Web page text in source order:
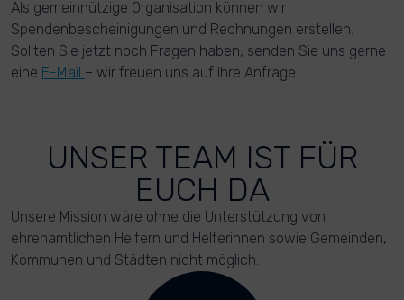
Als gemeinnützige Organisation können wir
Spendenbescheinigungen und Rechnungen erstellen.
Sollten Sie jetzt noch Fragen haben, senden Sie uns gerne
eine E-Mail – wir freuen uns auf Ihre Anfrage.
UNSER TEAM IST FÜR
EUCH DA
Unsere Mission wäre ohne die Unterstützung von
ehrenamtlichen Helfern und Helferinnen sowie Gemeinden,
Kommunen und Städten nicht möglich.